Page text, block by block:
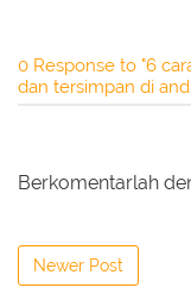
0 Response to "6
dan tersimpan di
Berkomentarlah
Newer Post